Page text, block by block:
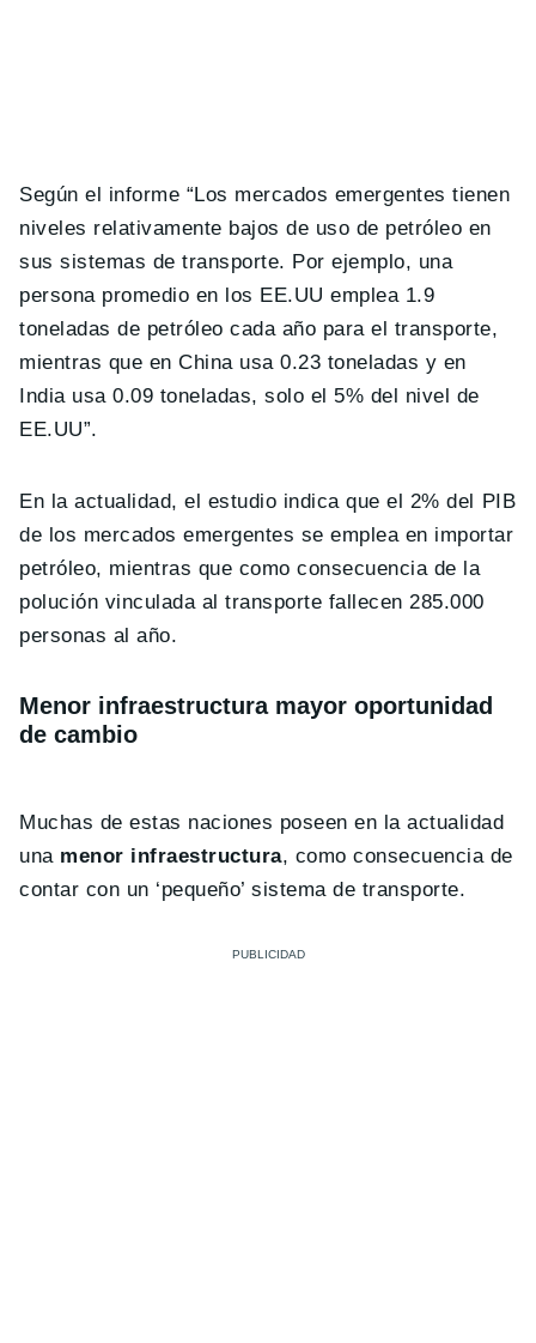
Según el informe “Los mercados emergentes tienen
niveles relativamente bajos de uso de petróleo en
sus sistemas de transporte. Por ejemplo, una
persona promedio en los EE.UU emplea 1.9
toneladas de petróleo cada año para el transporte,
mientras que en China usa 0.23 toneladas y en
India usa 0.09 toneladas, solo el 5% del nivel de
EE.UU”.
En la actualidad, el estudio indica que el 2% del PIB
de los mercados emergentes se emplea en importar
petróleo, mientras que como consecuencia de la
polución vinculada al transporte fallecen 285.000
personas al año.
Menor infraestructura mayor oportunidad
de cambio
Muchas de estas naciones poseen en la actualidad
una menor infraestructura, como consecuencia de
contar con un ‘pequeño’ sistema de transporte.